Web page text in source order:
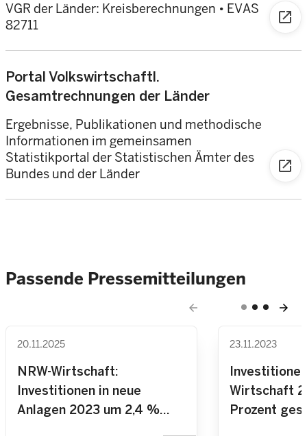
VGR der Länder: Kreisberechnungen • EVAS
82711
open_in_new
Portal Volkswirtschaftl.
Gesamtrechnungen der Länder
Ergebnisse, Publikationen und methodische
Informationen im gemeinsamen
Statistikportal der Statistischen Ämter des
Bundes und der Länder
open_in_new
Passende Pressemitteilungen
arrow_back arrow_forward
20.11.2025
NRW-Wirtschaft:
Investitionen in neue
Anlagen 2023 um 2,4 %
23.11.2023
Wirtschaft
Prozent